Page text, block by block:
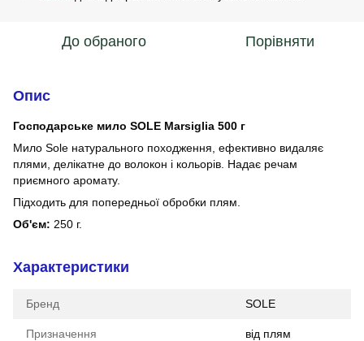
До обраного Порівняти
Опис
Господарське мило SOLE Marsiglia 500 г
Мило Sole натурального походження, ефективно видаляє
плями, делікатне до волокон і кольорів. Надає речам
приємного аромату.
Підходить для попередньої обробки плям.
Об'єм: 250 г.
Характеристики
Бренд SOLE
Призначення від плям